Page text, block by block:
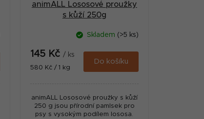
animALL Lososové proužky
s kůží 250g
Skladem (>5 ks)
145 Kč / ks
Měrná
580 Kč / 1 kg
Do košíku
animALL Lososové proužky s kůží
250 g jsou přírodní pamlsek pro
psy s vysokým podílem lososa.